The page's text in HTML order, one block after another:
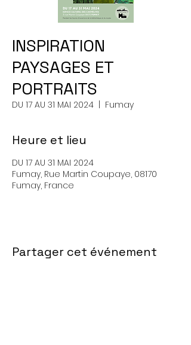
INSPIRATION
PAYSAGES ET
PORTRAITS
DU 17 AU 31 MAI 2024 Fumay
Heure et lieu
DU 17 AU 31 MAI 2024
Fumay, Rue Martin Coupaye, 08170
Fumay, France
Partager cet événement